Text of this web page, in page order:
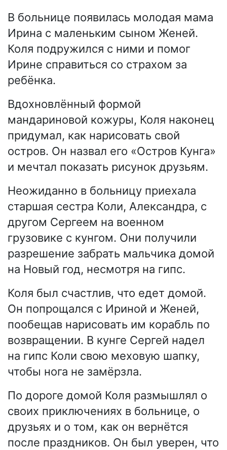
В больнице появилась молодая мама
Ирина с маленьким сыном Женей.
Коля подружился с ними и помог
Ирине справиться со страхом за
ребёнка.
Вдохновлённый формой
мандариновой кожуры, Коля наконец
придумал, как нарисовать свой
остров. Он назвал его «Остров Кунга»
и мечтал показать рисунок друзьям.
Неожиданно в больницу приехала
старшая сестра Коли, Александра, с
другом Сергеем на военном
грузовике с кунгом. Они получили
разрешение забрать мальчика домой
на Новый год, несмотря на гипс.
Коля был счастлив, что едет домой.
Он попрощался с Ириной и Женей,
пообещав нарисовать им корабль по
возвращении. В кунге Сергей надел
на гипс Коли свою меховую шапку,
чтобы нога не замёрзла.
По дороге домой Коля размышлял о
своих приключениях в больнице, о
друзьях и о том, как он вернётся
после праздников. Он был уверен, что